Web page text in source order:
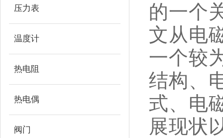
压力表
温度计
热电阻
热电偶
阀门
的一个
文从电
一个较
结构、
式、电
展现状